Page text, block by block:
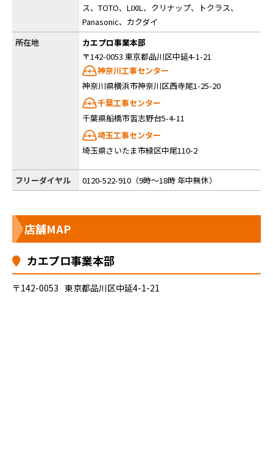
ス、TOTO、LIXIL、クリナップ、トクラス、
Panasonic、カクダイ
所在地
カエプロ事業本部
〒142-0053 東京都品川区中延4-1-21
神奈川工事センター
神奈川県横浜市神奈川区西寺尾1-25-20
千葉工事センター
千葉県船橋市習志野台5-4-11
埼玉工事センター
埼玉県さいたま市緑区中尾110-2
フリーダイヤル 0120-522-910（9時～18時 年中無休）
店舗MAP
カエプロ事業本部
〒142-0053 東京都品川区中延4-1-21